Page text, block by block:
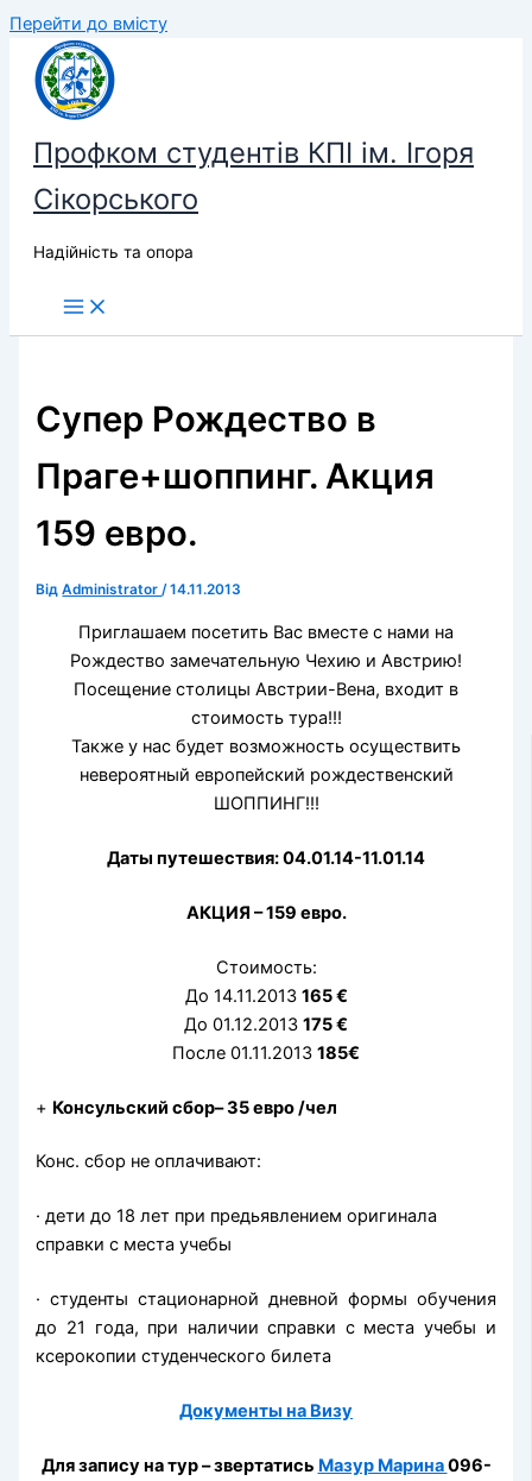
Перейти до вмісту
Профком студентів КПІ ім. Ігоря
Сікорського
Надійність та опора
Супер Рождество в
Праге+шоппинг. Акция
159 евро.
ВідAdministrator/14.11.2013
Приглашаем посетить Вас вместе с нами на
Рождество замечательную Чехию и Австрию!
Посещение столицы Австрии-Вена, входит в
стоимость тура!!!
Также у нас будет возможность осуществить
невероятный европейский рождественский
ШОППИНГ!!!
Даты путешествия: 04.01.14-11.01.14
АКЦИЯ – 159 евро.
Стоимость:
До 14.11.2013 165 €
До 01.12.2013 175 €
После 01.11.2013 185€
+ Консульский сбор– 35 евро /чел
Конс. сбор не оплачивают:
· дети до 18 лет при предьявлением оригинала
справки с места учебы
· студенты стационарной дневной формы обучения
до 21 года, при наличии справки с места учебы и
ксерокопии студенческого билета
Документы на Визу
Для запису на тур – звертатись Мазур Марина096-